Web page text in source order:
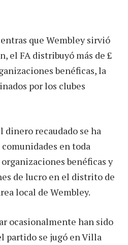
que Wembley sirvió
el FA distribuyó más de £
benéficas, la
por los clubes
dinero recaudado se ha
en toda
benéficas y
de lucro en el distrito de
local de Wembley.
ocasionalmente han sido
partido se jugó en Villa